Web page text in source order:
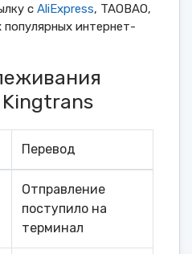
с AliExpress, TAOBAO,
популярных интернет-
Перевод
Отправление
поступило на
терминал